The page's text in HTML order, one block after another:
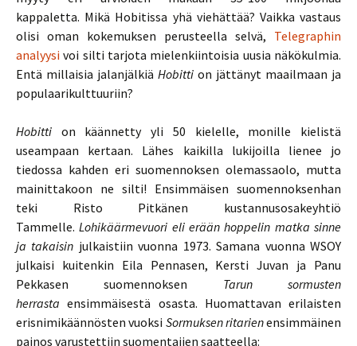
kappaletta. Mikä Hobitissa yhä viehättää? Vaikka vastaus
olisi oman kokemuksen perusteella selvä, Telegraphin
analyysivoi silti tarjota mielenkiintoisia uusia näkökulmia.
Entä millaisia jalanjälkiä Hobitti on jättänyt maailmaan ja
populaarikulttuuriin?
Hobitti on käännetty yli 50 kielelle, monille kielistä
useampaan kertaan. Lähes kaikilla lukijoilla lienee jo
tiedossa kahden eri suomennoksen olemassaolo, mutta
mainittakoon ne silti! Ensimmäisen suomennoksenhan
teki Risto Pitkänen kustannusosakeyhtiö
Tammelle.Lohikäärmevuori eli erään hoppelin matka sinne
ja takaisin julkaistiin vuonna 1973. Samana vuonna WSOY
julkaisi kuitenkin Eila Pennasen, Kersti Juvan ja Panu
Pekkasen suomennoksen Tarun sormusten
herrastaensimmäisestä osasta. Huomattavan erilaisten
erisnimikäännösten vuoksi Sormuksenritarienensimmäinen
painos varustettiin suomentajien saatteella: